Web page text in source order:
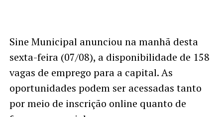
Sine Municipal anunciou na manhã desta
sexta-feira (07/08), a disponibilidade de 158
vagas de emprego para a capital. As
oportunidades podem ser acessadas tanto
por meio de inscrição online quanto de